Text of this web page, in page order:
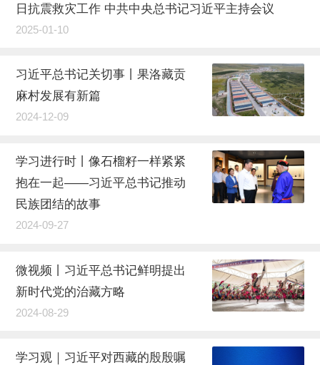
日抗震救灾工作 中共中央总书记习近平主持会议
2025-01-10
习近平总书记关切事丨果洛藏贡
麻村发展有新篇
2024-12-09
学习进行时丨像石榴籽一样紧紧
抱在一起——习近平总书记推动
民族团结的故事
2024-09-27
微视频丨习近平总书记鲜明提出
新时代党的治藏方略
2024-08-29
学习观｜习近平对西藏的殷殷嘱